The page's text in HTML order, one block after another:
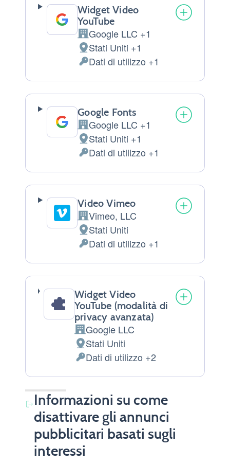
Widget Video
YouTube
Azienda:
Google LLC +1
Luogo
del
trattamento:
Stati Uniti +1
Dati
Personali
trattati:
Dati di utilizzo +1
Google Fonts
Azienda:
Google LLC +1
Luogo
del
trattamento:
Stati Uniti +1
Dati
Personali
trattati:
Dati di utilizzo +1
Video Vimeo
Azienda:
Vimeo, LLC
Luogo
del
trattamento:
Stati Uniti
Dati
Personali
trattati:
Dati di utilizzo +1
Widget Video
YouTube (modalità di
privacy avanzata)
Azienda:
Google LLC
Luogo
del
trattamento:
Stati Uniti
Dati
Personali
Dati di utilizzo +2
Informazioni su come
disattivare gli annunci
pubblicitari basati sugli
interessi